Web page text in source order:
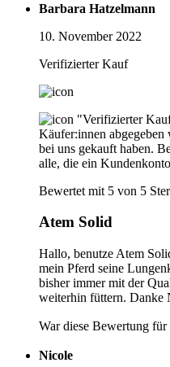
Barbara Hatzelmann
10. November 2022
Verifizierter Kauf
"Verifizierter
Käufer:innen abgegeben
bei uns gekauft haben.
alle, die ein
Bewertet mit 5 von 5
Atem Solid
Hallo, benutze Atem
mein Pferd seine
bisher immer mit der
weiterhin füttern. Danke
War diese Bewertung
Nicole